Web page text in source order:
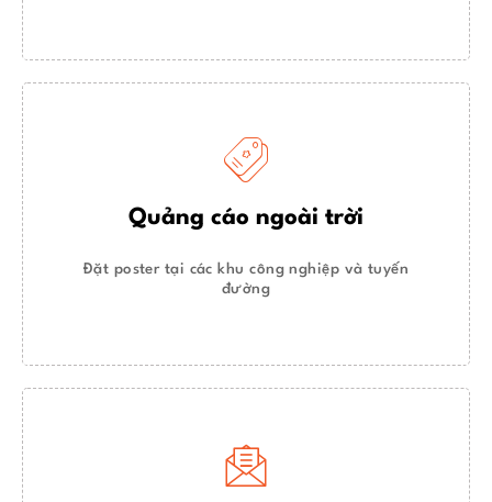
Quảng cáo ngoài trời
Đặt poster tại các khu công nghiệp và tuyến
đường